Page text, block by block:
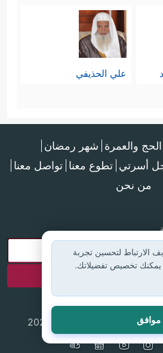
علي الحذيفي
الحج والعمرة شهر رمضان
أسرتي تطوع معنا تواصل معنا
من نحن
إسلام أون لاين © 2025
الارتباط لتحسين تجربة
يمكنك تخصيص تفضيلاتك.
موافق